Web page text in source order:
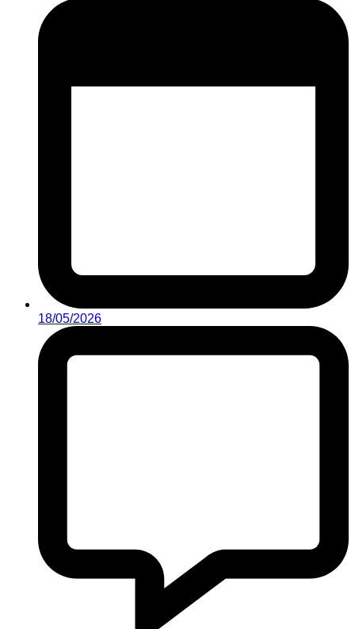
18/05/2026